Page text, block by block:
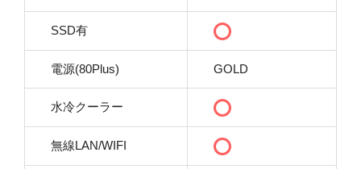
SSD有
電源(80Plus) GOLD
水冷クーラー
無線LAN/WIFI